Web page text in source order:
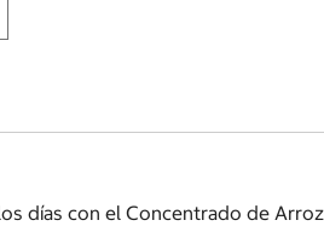
días con el Concentrado de